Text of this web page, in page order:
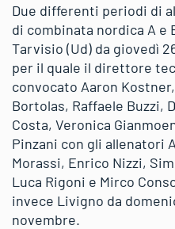
Due differenti periodi di
di combinata nordica A e
Tarvisio (Ud) da giovedì
per il quale il direttore
convocato Aaron
Bortolas, Raffaele Buzzi,
Costa, Veronica
Pinzani con gli allenatori
Morassi, Enrico Nizzi,
Luca Rigoni e Mirco
invece Livigno da
novembre.